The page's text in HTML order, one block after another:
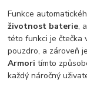
Funkce
životnost baterie,
této funkci je čtečka
pouzdro, a zároveň
Armoritímto
každý náročný